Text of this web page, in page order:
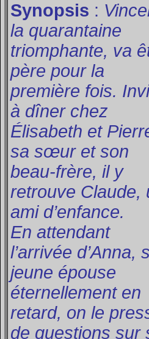
Synopsis :
la quarantaine
triomphante, va
père pour la
première fois.
à dîner chez
Élisabeth et
sa sœur et son
beau-frère, il y
retrouve Claude,
ami d’enfance.
En attendant
l’arrivée d’Anna,
jeune épouse
éternellement en
retard, on le
de questions sur